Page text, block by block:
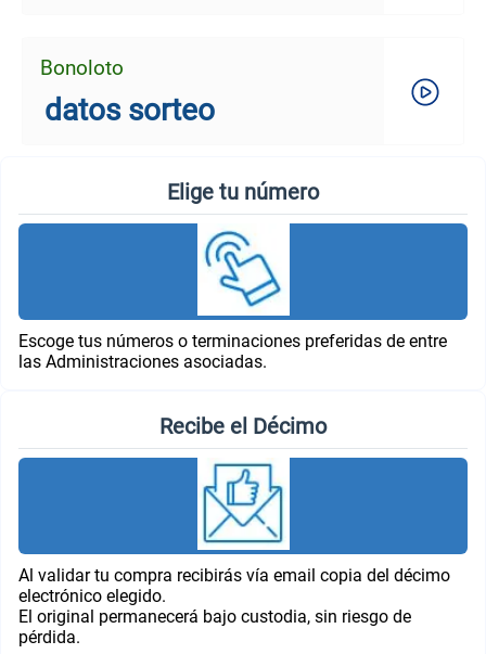
Bonoloto
datos sorteo
Elige tu número
Escoge tus números o terminaciones preferidas de entre
las Administraciones asociadas.
Recibe el Décimo
Al validar tu compra recibirás vía email copia del décimo
electrónico elegido.
El original permanecerá bajo custodia, sin riesgo de
pérdida.